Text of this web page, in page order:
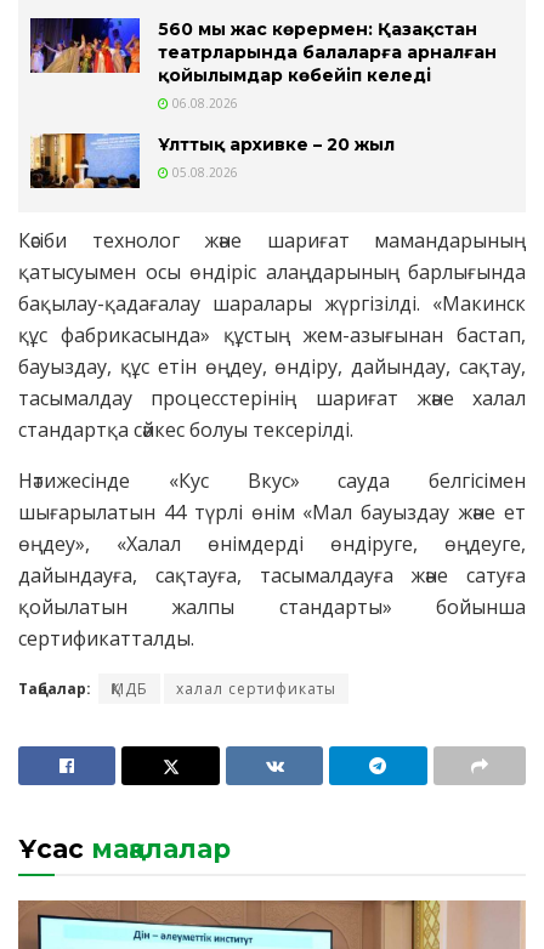
560 мың жас көрермен: Қазақстан
театрларында балаларға арналған
қойылымдар көбейіп келеді
06.08.2026
Ұлттық архивке – 20 жыл
05.08.2026
Кәсіби технолог және шариғат мамандарының
қатысуымен осы өндіріс алаңдарының барлығында
бақылау-қадағалау шаралары жүргізілді. «Макинск
құс фабрикасында» құстың жем-азығынан бастап,
бауыздау, құс етін өңдеу, өндіру, дайындау, сақтау,
тасымалдау процесстерінің шариғат және халал
стандартқа сәйкес болуы тексерілді.
Нәтижесінде «Кус Вкус» сауда белгісімен
шығарылатын 44 түрлі өнім «Мал бауыздау және ет
өңдеу», «Халал өнімдерді өндіруге, өңдеуге,
дайындауға, сақтауға, тасымалдауға және сатуға
қойылатын жалпы стандарты» бойынша
сертификатталды.
Таңбалар: ҚМДБ халал сертификаты
Ұқсас мақалалар